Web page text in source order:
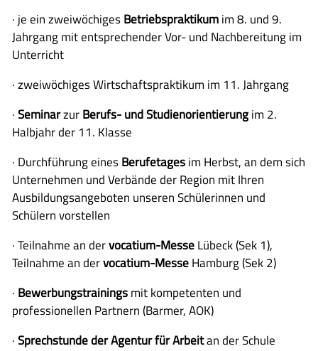
· je ein zweiwöchigesBetriebspraktikumim 8. und 9.
Jahrgang mit entsprechender Vor- und Nachbereitung im
Unterricht
· zweiwöchiges Wirtschaftspraktikum im 11. Jahrgang
·SeminarzurBerufs- und Studienorientierungim 2.
Halbjahr der 11. Klasse
· Durchführung einesBerufetagesim Herbst, an dem sich
Unternehmen und Verbände der Region mit Ihren
Ausbildungsangeboten unseren Schülerinnen und
Schülern vorstellen
· Teilnahme an dervocatium-MesseLübeck (Sek 1),
Teilnahme an dervocatium-MesseHamburg (Sek 2)
· Bewerbungstrainingsmit kompetenten und
professionellen Partnern (Barmer, AOK)
·Sprechstunde der Agentur für Arbeitan der Schule